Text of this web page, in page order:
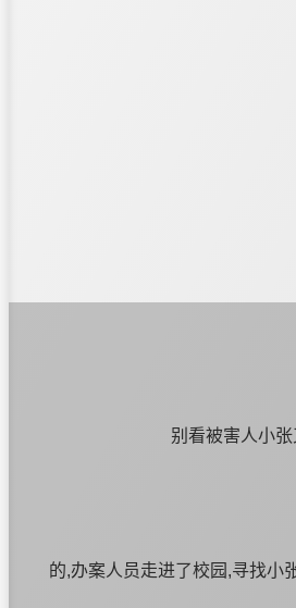
别看被害人小
的,办案人员走进了校园,寻找小